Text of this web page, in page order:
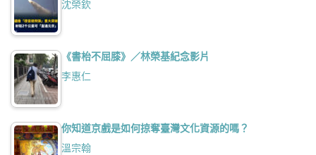
沈榮欽
《書枱不屈膝》／林榮基紀念影片
李惠仁
你知道京戲是如何掠奪臺灣文化資源的嗎？
溫宗翰